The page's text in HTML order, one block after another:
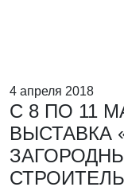
4 апреля 2018
С 8 ПО 11
ВЫСТАВКА